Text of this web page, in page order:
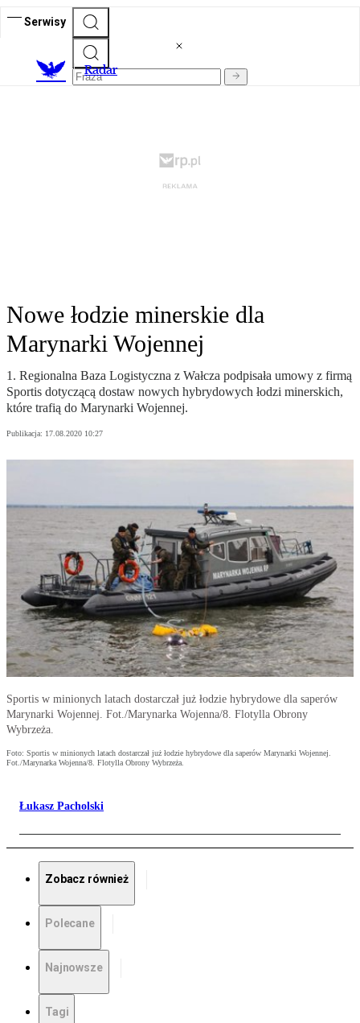
Serwisy
Radar
Nowe łodzie minerskie dla
Marynarki Wojennej
1. Regionalna Baza Logistyczna z Wałcza podpisała umowy z firmą
Sportis dotyczącą dostaw nowych hybrydowych łodzi minerskich,
które trafią do Marynarki Wojennej.
Publikacja: 17.08.2020 10:27
Sportis w minionych latach dostarczał już łodzie hybrydowe dla saperów
Marynarki Wojennej. Fot./Marynarka Wojenna/8. Flotylla Obrony
Wybrzeża.
Foto: Sportis w minionych latach dostarczał już łodzie hybrydowe dla saperów Marynarki Wojennej.
Fot./Marynarka Wojenna/8. Flotylla Obrony Wybrzeża.
Łukasz Pacholski
Zobacz również
Polecane
Najnowsze
Tagi